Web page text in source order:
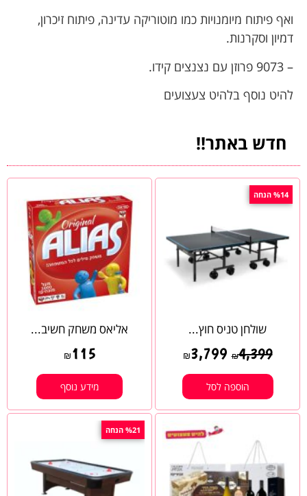
ואף פיתוח מיומנויות כמו מוטוריקה עדינה, פיתוח זיכרון,
דמיון וסקרנות.
– 9073 פרוזן עם נצנצים קידו.
להיט נוסף בלהיט צעצועים
חדש באתר!!
%14 הנחה
שולחן טניס חוץ...
₪4,399
₪3,799
הוספה לסל
אליאס משחק חשיב...
₪ 115
מידע נוסף
%21 הנחה